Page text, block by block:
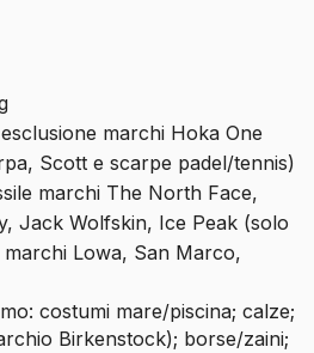
marchi Hoka One
Scott e scarpe padel/tennis)
marchi The North Face,
Jack Wolfskin, Ice Peak (solo
Lowa, San Marco,
costumi mare/piscina; calze;
Birkenstock); borse/zaini;